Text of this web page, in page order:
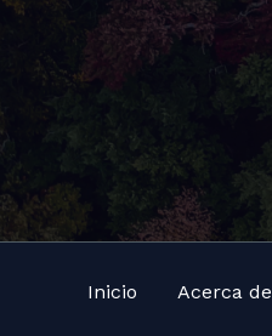
Inicio Acerca de